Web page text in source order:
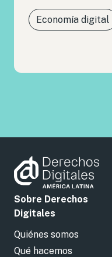
Economía digital
Sobre Derechos
Digitales
Quiénes somos
Qué hacemos